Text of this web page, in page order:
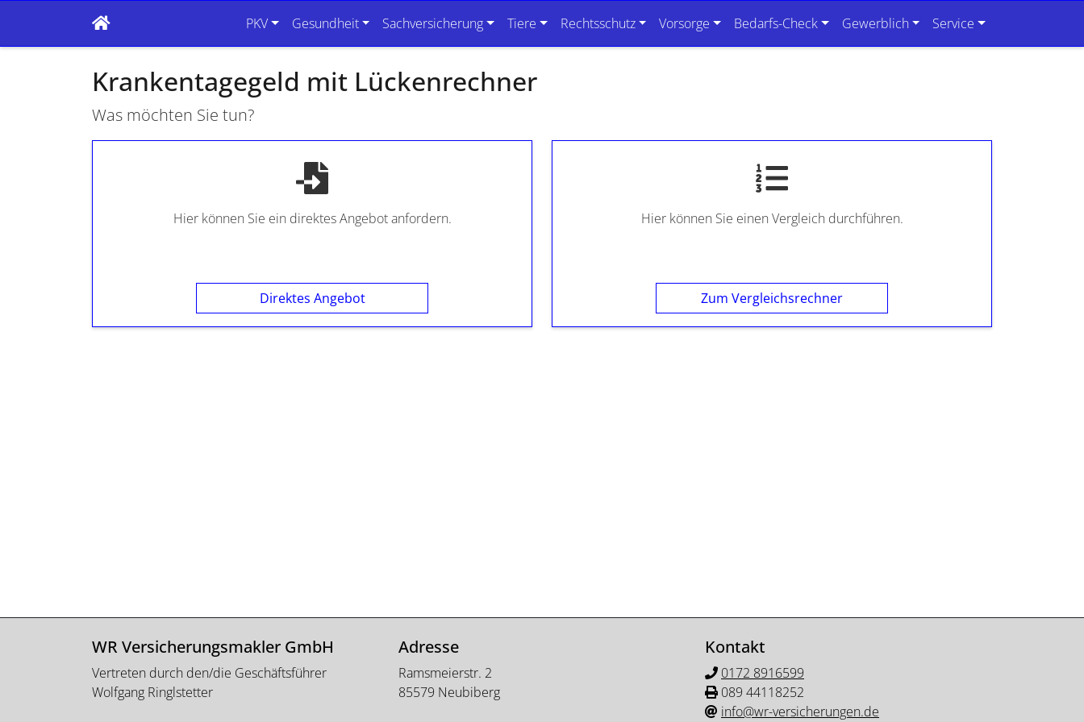
PKV Gesundheit Sachversicherung Tiere Rechtsschutz Vorsorge Bedarfs-Check Gewerblich Service
Krankentagegeld mit Lückenrechner
Was möchten Sie tun?
Hier können Sie ein direktes Angebot anfordern.
Direktes Angebot
Hier können Sie einen Vergleich durchführen.
Zum Vergleichsrechner
WR Versicherungsmakler GmbH
Vertreten durch den/die Geschäftsführer
Wolfgang Ringlstetter
Adresse
Ramsmeierstr. 2
85579 Neubiberg
Kontakt
0172 8916599
089 44118252
info@wr-versicherungen.de